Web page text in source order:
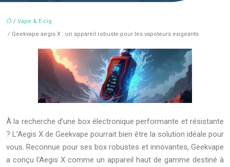
/ Vape & E-cig
/ Geekvape aegis X : un appareil robuste pour les vapoteurs exigeants
À la recherche d’une box électronique performante et résistante
? L’Aegis X de Geekvape pourrait bien être la solution idéale pour
vous. Reconnue pour ses box robustes et innovantes, Geekvape
a conçu l’Aegis X comme un appareil haut de gamme destiné à